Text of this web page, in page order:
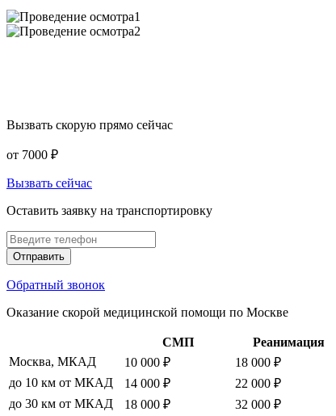
Вызвать скорую прямо сейчас
от 7000 ₽
Вызвать сейчас
Оставить заявку на транспортировку
Отправить
Обратный звонок
Оказание скорой медицинской помощи по Москве
СМП Реанимация
Москва, МКАД
10 000 ₽ 18 000 ₽
до 10 км от МКАД
14 000 ₽ 22 000 ₽
до 30 км от МКАД
18 000 ₽ 32 000 ₽